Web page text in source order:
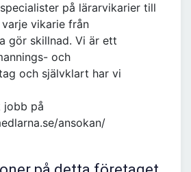
på lärarvikarier till
vikarie från
gör skillnad. Vi är ett
och
och självklart har vi
jobb på
ansokan/